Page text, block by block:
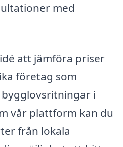
med
att jämföra priser
företag som
i
vår plattform kan du
från lokala